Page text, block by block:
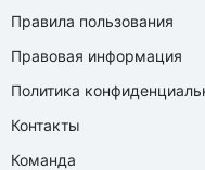
Правила пользования
Правовая информация
Политика
Контакты
Команда